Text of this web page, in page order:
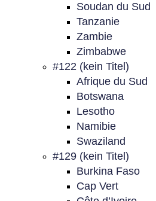
Soudan du Sud
Tanzanie
Zambie
Zimbabwe
#122 (kein Titel)
Afrique du Sud
Botswana
Lesotho
Namibie
Swaziland
#129 (kein Titel)
Burkina Faso
Cap Vert